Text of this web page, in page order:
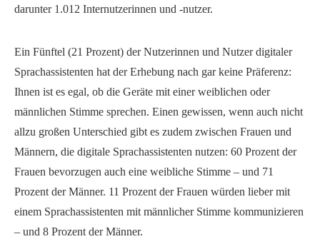
darunter 1.012 Internutzerinnen und -nutzer.
Ein Fünftel (21 Prozent) der Nutzerinnen und Nutzer digitaler
Sprachassistenten hat der Erhebung nach gar keine Präferenz:
Ihnen ist es egal, ob die Geräte mit einer weiblichen oder
männlichen Stimme sprechen. Einen gewissen, wenn auch nicht
allzu großen Unterschied gibt es zudem zwischen Frauen und
Männern, die digitale Sprachassistenten nutzen: 60 Prozent der
Frauen bevorzugen auch eine weibliche Stimme – und 71
Prozent der Männer. 11 Prozent der Frauen würden lieber mit
einem Sprachassistenten mit männlicher Stimme kommunizieren
– und 8 Prozent der Männer.